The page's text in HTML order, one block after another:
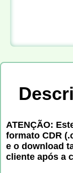
ATENÇÃO:
formato CDR
e o download
cliente após a